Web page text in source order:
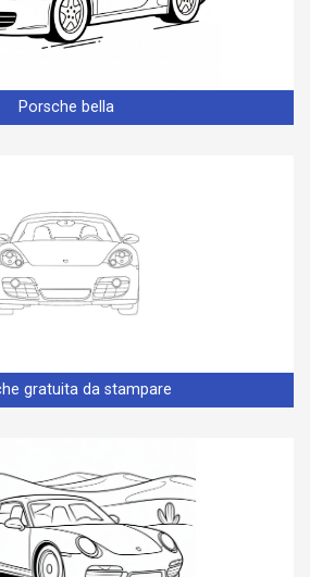
Porsche bella
gratuita da stampare